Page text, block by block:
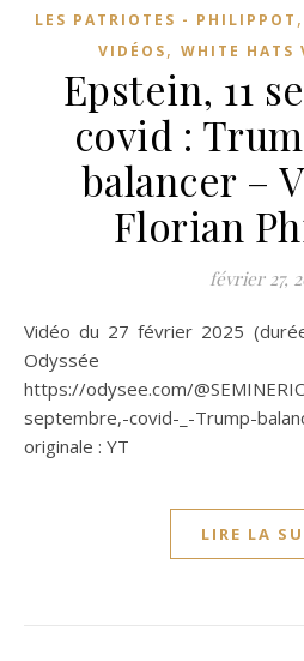
LES PATRIOTES - PHILIPPOT ,
VIDÉOS, WHITE HATS
Epstein, 11
covid :
balancer –
Florian
février 27,
Vidéo du 27 février 2025 (durée 15 min) : Source vidéo
https://odysee.com/
septembre,-covid-_-Trump-
originale : YT
LIRE LA